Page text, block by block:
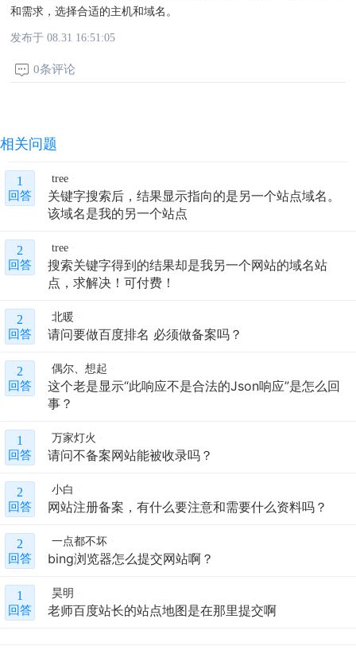
和需求，选择合适的主机和域名。
发布于 08.31 16:51:05
0条评论
相关问题
1
回答
tree
关键字搜索后，结果显示指向的是另一个站点域名。
该域名是我的另一个站点
2
回答
tree
搜索关键字得到的结果却是我另一个网站的域名站
点，求解决！可付费！
2
回答
北暖
请问要做百度排名 必须做备案吗？
2
回答
偶尔、想起
这个老是显示“此响应不是合法的Json响应”是怎么回
事？
1
回答
万家灯火
请问不备案网站能被收录吗？
2
回答
小白
网站注册备案，有什么要注意和需要什么资料吗？
2
回答
一点都不坏
bing浏览器怎么提交网站啊？
1
回答
昊明
老师百度站长的站点地图是在那里提交啊